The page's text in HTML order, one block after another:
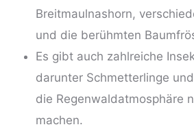
Breitmaulnashorn,
und die berühmten
Es gibt auch zahlreiche
darunter Schmetterlinge
die Regenwaldatmosphäre
machen.